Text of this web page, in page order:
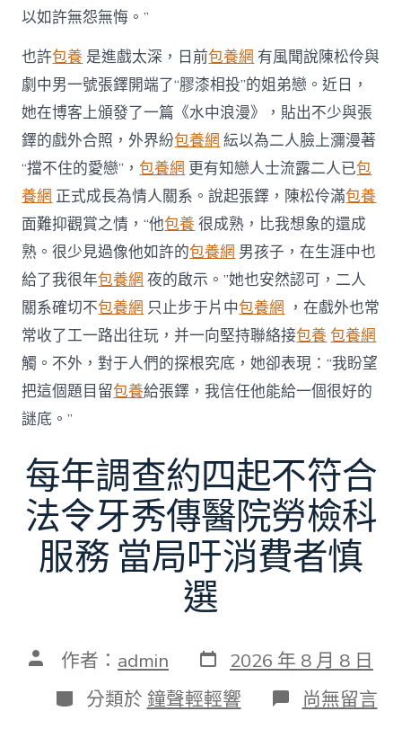
以如許無怨無悔。”
也許包養 是進戲太深，日前包養網 有風聞說陳松伶與
劇中男一號張鐸開端了“膠漆相投”的姐弟戀。近日，
她在博客上頒發了一篇《水中浪漫》，貼出不少與張
鐸的戲外合照，外界紛包養網 紜以為二人臉上瀰漫著
“擋不住的愛戀”，包養網 更有知戀人士流露二人已包
養網 正式成長為情人關系。說起張鐸，陳松伶滿包養
面難抑觀賞之情，“他包養 很成熟，比我想象的還成
熟。很少見過像他如許的包養網 男孩子，在生涯中也
給了我很年包養網 夜的啟示。”她也安然認可，二人
關系確切不包養網 只止步于片中包養網 ，在戲外也常
常收了工一路出往玩，并一向堅持聯絡接包養 包養網
觸。不外，對于人們的探根究底，她卻表現：“我盼望
把這個題目留包養給張鐸，我信任他能給一個很好的
謎底。”
每年調查約四起不符合
法令牙秀傳醫院勞檢科
服務 當局吁消費者慎
選
文 作者： admin 發
表
日
期
2026 年 8 月 8 日
分
類
分類於 鐘聲輕輕響 在
〈每
尚無留言